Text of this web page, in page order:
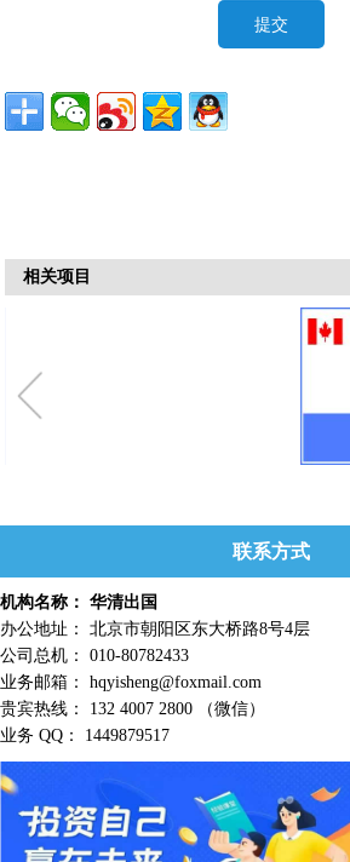
相关项目
联系方式
机构名称： 华清出国
办公地址： 北京市朝阳区东大桥路8号4层
公司总机： 010-80782433
业务邮箱： hqyisheng@foxmail.com
贵宾热线： 132 4007 2800 （微信）
业务 QQ： 1449879517